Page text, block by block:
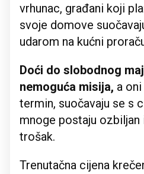
vrhunac, građani koji
svoje domove
udarom na kućni
Doći do slobodnog
nemoguća misija, a
termin, suočavaju se s
mnoge postaju
trošak.
Trenutačna cijena